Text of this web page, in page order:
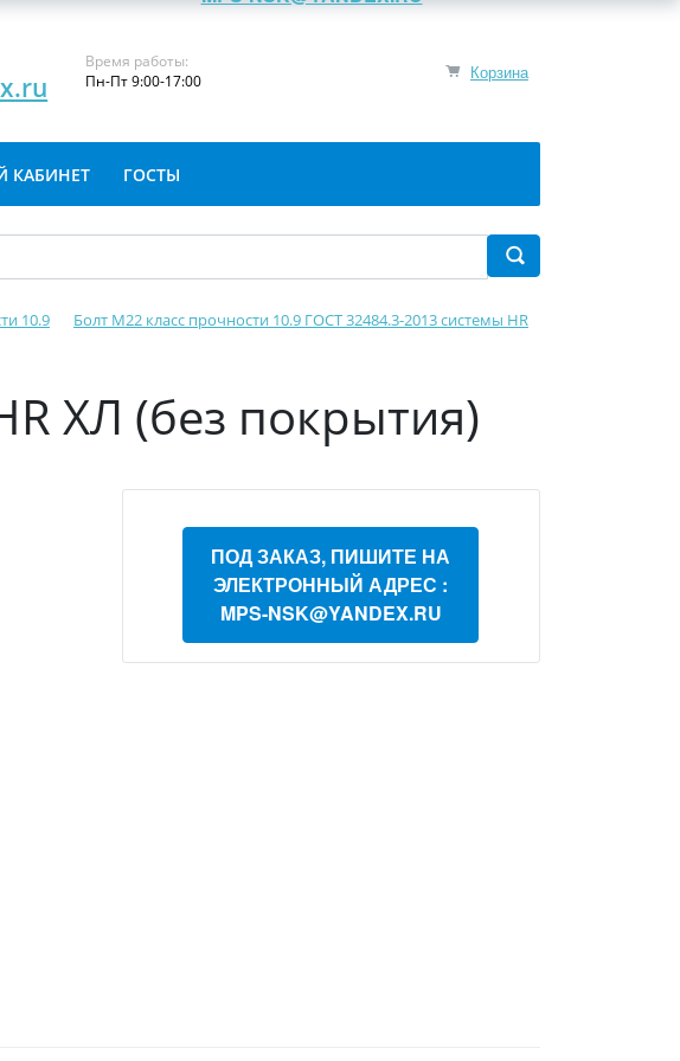
Корзина
Время работы:
Пн-Пт 9:00-17:00
КАБИНЕТ ГОСТЫ
10.9
Болт М22 класс прочности 10.9 ГОСТ 32484.3-2013 системы HR
ХЛ (без покрытия)
ПОД ЗАКАЗ, ПИШИТЕ НА
ЭЛЕКТРОННЫЙ АДРЕС :
MPS-NSK@YANDEX.RU